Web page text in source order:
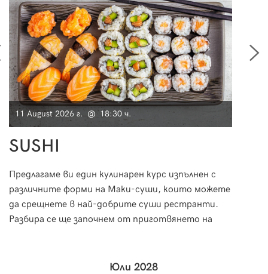
11 August 2026 г. @ 18:30 ч.
SUSHI
Предлагаме ви един кулинарен курс изпълнен с
различните форми на Маки-суши, които можете
да срещнете в най-добрите суши рестранти.
Разбира се ще започнем от приготвянето на
Юли 2028